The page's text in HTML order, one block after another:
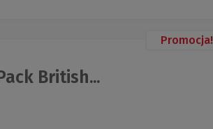
Promocja!
British...